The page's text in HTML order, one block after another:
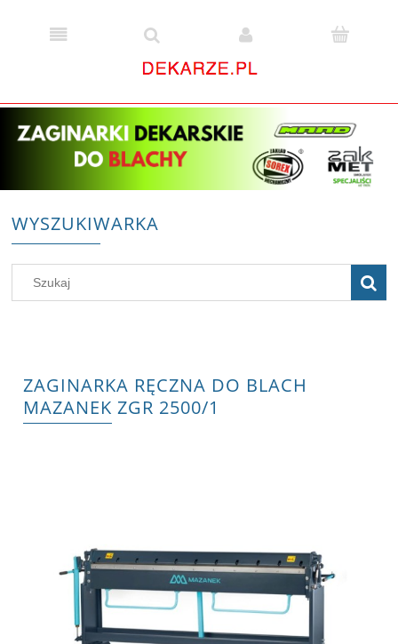
WYSZUKIWARKA
ZAGINARKA RĘCZNA DO BLACH
MAZANEK ZGR 2500/1